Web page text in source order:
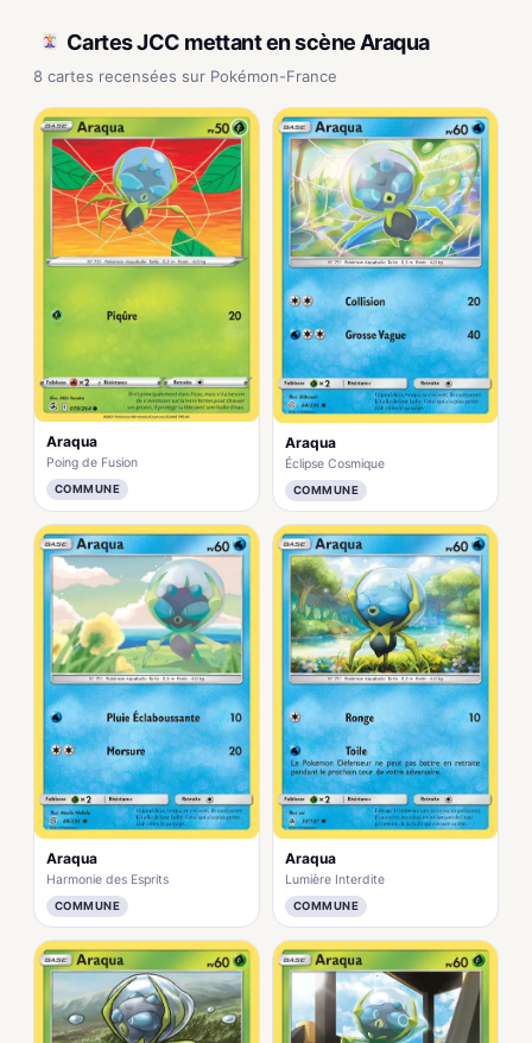
Cartes JCC mettant en scène Araqua
8 cartes recensées sur Pokémon-France
Araqua
Poing de Fusion
COMMUNE
Araqua
Éclipse Cosmique
COMMUNE
Araqua
Harmonie des Esprits
COMMUNE
Araqua
Lumière Interdite
COMMUNE